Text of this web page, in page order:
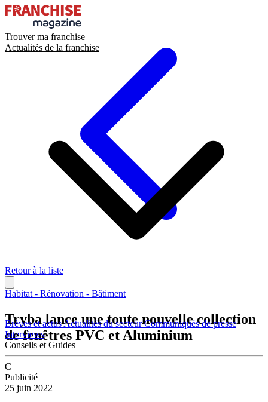
Trouver ma franchise
Actualités de la franchise
Brèves et actusActualités du secteurCommuniqués de presse
Interviews
Conseils et Guides
Retour à la liste
Habitat - Rénovation - Bâtiment
Tryba lance une toute nouvelle collection
de fenêtres PVC et Aluminium
C
Publicité
25 juin 2022